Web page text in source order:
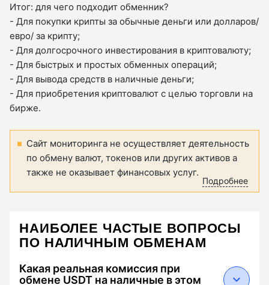
Итог: для чего подходит обменник?
- Для покупки крипты за обычные деньги или долларов/
евро/ за крипту;
- Для долгосрочного инвестирования в криптовалюту;
- Для быстрых и простых обменных операций;
- Для вывода средств в наличные деньги;
- Для приобретения криптовалют с целью торговли на
бирже.
Сайт мониторинга не осуществляет деятельность
по обмену валют, токенов или других активов а
также не оказывает финансовых услуг.
Подробнее
НАИБОЛЕЕ ЧАСТЫЕ ВОПРОСЫ
ПО НАЛИЧНЫМ ОБМЕНАМ
Какая реальная комиссия при
обмене USDT на наличные в этом